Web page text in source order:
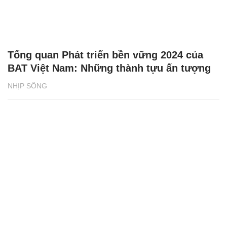
NHỊP SỐNG
Tổng quan Phát triển bền vững 2024 của
BAT Việt Nam: Những thành tựu ấn tượng